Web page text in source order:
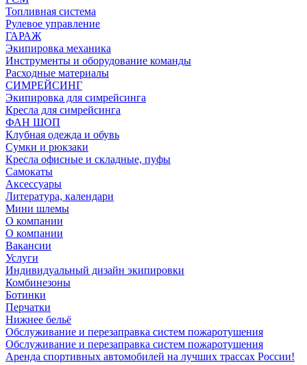
Топливная система
Рулевое управление
ГАРАЖ
Экипировка механика
Инструменты и оборудование команды
Расходные материалы
СИМРЕЙСИНГ
Экипировка для симрейсинга
Кресла для симрейсинга
ФАН ШОП
Клубная одежда и обувь
Сумки и рюкзаки
Кресла офисные и складные, пуфы
Самокаты
Аксессуары
Литература, календари
Мини шлемы
О компании
О компании
Вакансии
Услуги
Индивидуальный дизайн экипировки
Комбинезоны
Ботинки
Перчатки
Нижнее бельё
Обслуживание и перезаправка систем пожаротушения
Обслуживание и перезаправка систем пожаротушения
Аренда спортивных автомобилей на лучших трассах России!